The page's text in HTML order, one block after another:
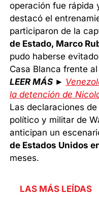
operación fue rápida
destacó el
participaron de la
de Estado, Marco
pudo haberse
Casa Blanca frente
LEER MÁS ►
la detención de
Las declaraciones
político y militar de
anticipan un
de Estados Unidos
meses.
LAS MÁS LEÍDAS